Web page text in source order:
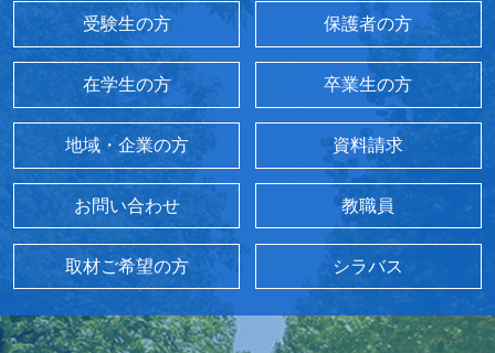
受験生の方 保護者の方
在学生の方 卒業生の方
地域・企業の方 資料請求
お問い合わせ 教職員
取材ご希望の方 シラバス